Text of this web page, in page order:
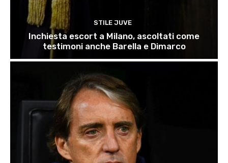
STILE JUVE
Inchiesta escort a Milano, ascoltati come
testimoni anche Barella e Dimarco